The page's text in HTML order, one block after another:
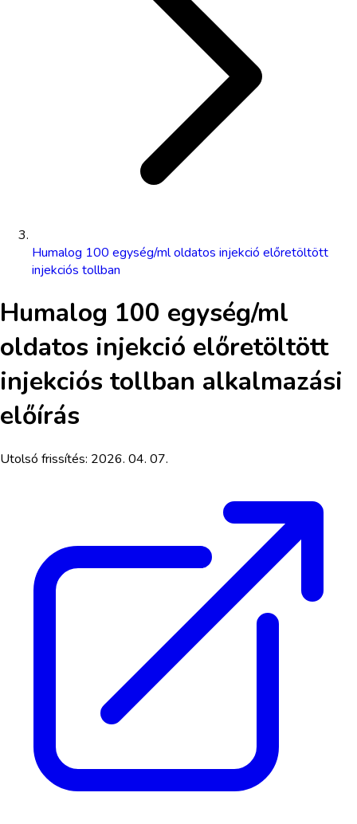
Humalog 100 egység/ml oldatos injekció előretöltött
injekciós tollban
Humalog 100 egység/ml
oldatos injekció előretöltött
injekciós tollban alkalmazási
előírás
Utolsó frissítés: 2026. 04. 07.